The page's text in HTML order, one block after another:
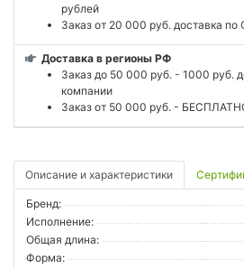
рублей
Заказ от 20 000 руб. доставка
Доставка в регионы РФ
Заказ до 50 000 руб. - 1000 руб.
компании
Заказ от 50 000 руб. -
Описание и характеристики
Бренд:
Исполнение:
Общая длина:
Форма: